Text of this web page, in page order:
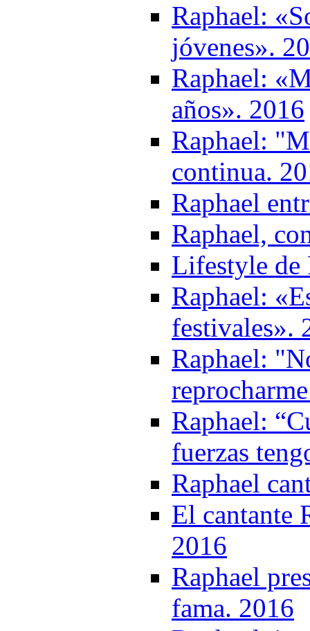
Raphael:
jóvenes».
Raphael:
años». 2016
Raphael:
continua.
Raphael
Raphael,
Lifestyle de
Raphael:
festivales».
Raphael:
Raphael:
fuerzas
Raphael
El cantante
2016
Raphael
fama. 2016